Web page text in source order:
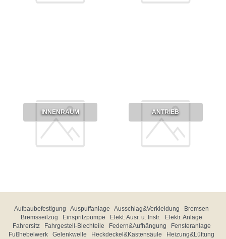
INNENRAUM ANTRIEB
Aufbaubefestigung Auspuffanlage Ausschlag&Verkleidung
Bremsen
Bremsseilzug
Einspritzpumpe Elekt. Ausr. u. Instr.
Elektr. Anlage
Fahrersitz
Fahrgestell-Blechteile Federn&Aufhängung
Fensteranlage
Fußhebelwerk
Gelenkwelle Heckdeckel&Kastensäule
Heizung&Lüftung